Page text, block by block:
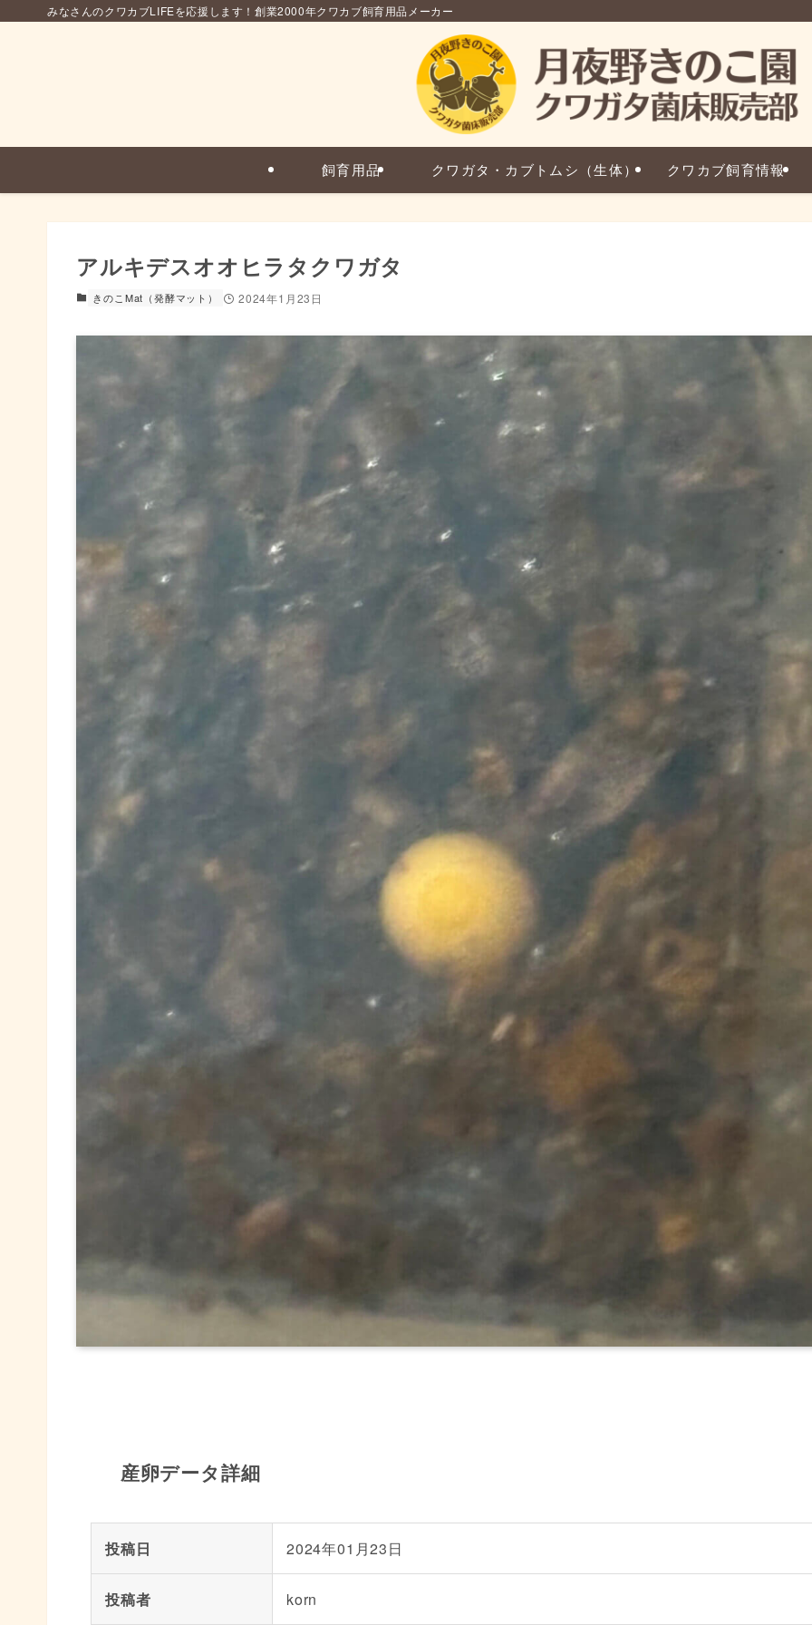
みなさんのクワカブLIFEを応援します！創業2000年クワカブ飼育用品メーカー
飼育用品 クワガタ・カブトムシ（生体） クワカブ飼育情報
アルキデスオオヒラタクワガタ
きのこMat（発酵マット） 2024年1月23日
産卵データ詳細
投稿日 2024年01月23日
投稿者 korn